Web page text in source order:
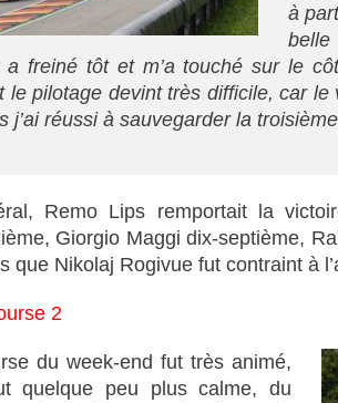
à
a freiné tôt et m’a touché sur le
le pilotage devint très difficile, car le
j’ai réussi à sauvegarder la
Remo Lips remportait la
Giorgio Maggi dix-septième,
que Nikolaj Rogivue fut contraint à
2
du week-end fut très animé,
quelque peu plus calme, du